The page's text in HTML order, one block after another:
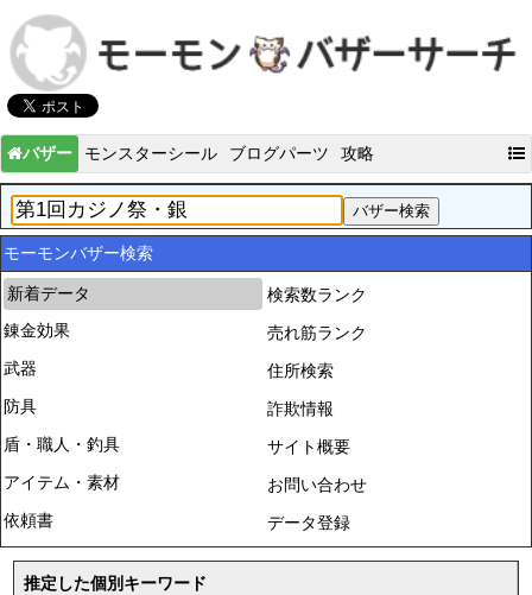
バザー モンスターシール ブログパーツ 攻略
モーモンバザー検索
新着データ
錬金効果
武器
防具
盾・職人・釣具
アイテム・素材
依頼書
検索数ランク
売れ筋ランク
住所検索
詐欺情報
サイト概要
お問い合わせ
データ登録
推定した個別キーワード